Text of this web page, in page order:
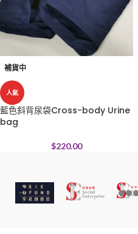
補貨中
人氣
藍色斜背尿袋Cross-body Urine
bag
$220.00